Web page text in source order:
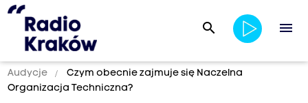
search menu
Audycje
Czym obecnie zajmuje się Naczelna
Organizacja Techniczna?